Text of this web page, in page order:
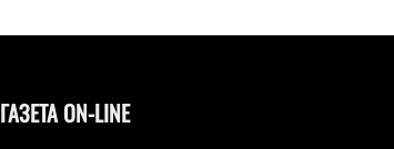
ГАЗЕТА ON-LINE